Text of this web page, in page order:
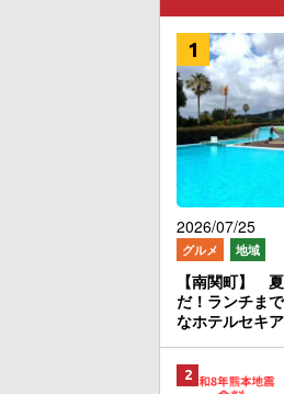
2026/07/25
グルメ 地域
【南関町】
だ！ランチま
なホテルセキ